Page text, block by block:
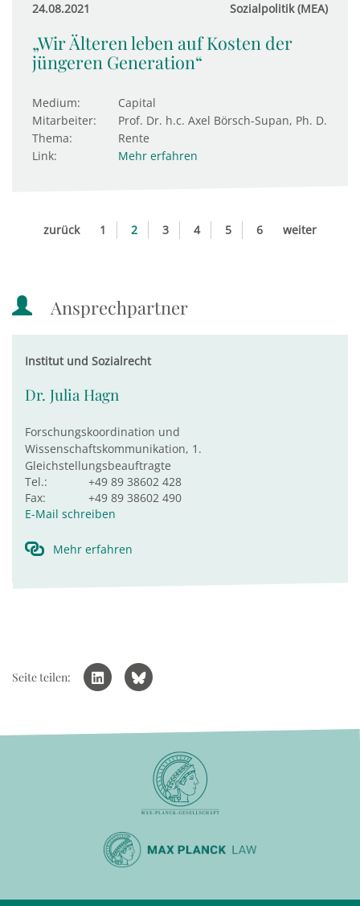
24.08.2021 Sozialpolitik (MEA)
„Wir Älteren leben auf Kosten der
jüngeren Generation“
Medium:
Capital
Mitarbeiter:
Prof. Dr. h.c. Axel Börsch-Supan, Ph. D.
Thema:
Rente
Link:
Mehr erfahren
zurück 1 2 3 4 5 6 weiter
Ansprechpartner
Institut und Sozialrecht
Dr. Julia Hagn
Forschungskoordination und
Wissenschaftskommunikation, 1.
Gleichstellungsbeauftragte
Tel.:
+49 89 38602 428
Fax:
+49 89 38602 490
E-Mail schreiben
Mehr erfahren
Seite teilen: